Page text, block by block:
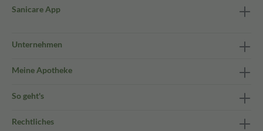
Sanicare App
Unternehmen
Meine Apotheke
So geht's
Rechtliches